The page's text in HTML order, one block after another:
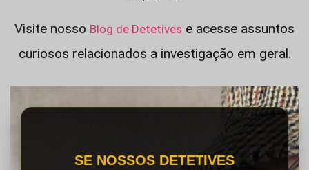
Visite nosso Blog de Detetives e acesse assuntos
curiosos relacionados a investigação em geral.
SE NOSSOS DETETIVES